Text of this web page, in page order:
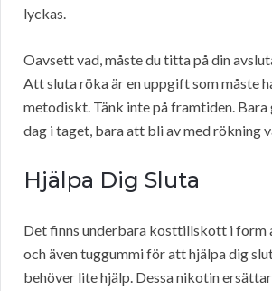
lyckas.
Oavsett vad, måste du titta på din
Att sluta röka är en uppgift som måste
metodiskt. Tänk inte på framtiden. Bara
dag i taget, bara att bli av med rökning
Hjälpa Dig Sluta
Det finns underbara kosttillskott i form
och även tuggummi för att hjälpa dig
behöver lite hjälp. Dessa nikotin